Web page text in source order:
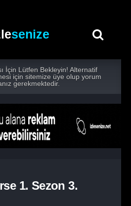
senize
İçin Lütfen Bekleyin! Alternatif
için sitemize üye olup yorum
gerekmektedir.
1. Sezon 3.